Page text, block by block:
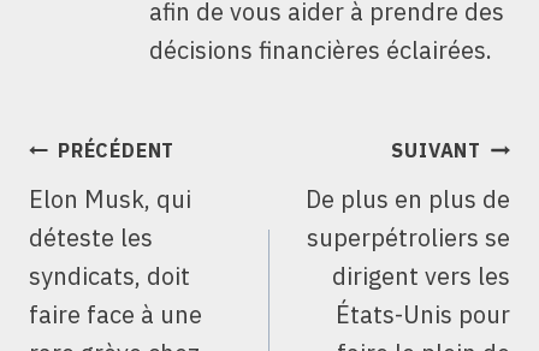
afin de vous aider à prendre des
décisions financières éclairées.
NAVIGATION
L’ARTICLE
PRÉCÉDENT
Elon Musk, qui
déteste les
syndicats, doit
faire face à une
SUIVANT
De plus en plus de
superpétroliers se
dirigent vers les
États-Unis pour